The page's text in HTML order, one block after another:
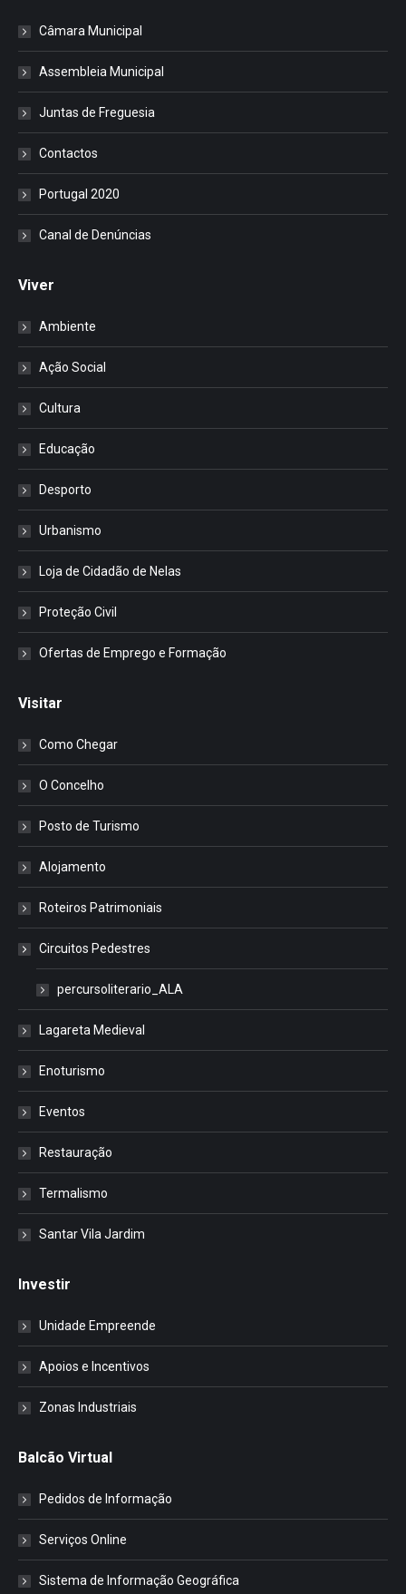
Câmara Municipal
Assembleia Municipal
Juntas de Freguesia
Contactos
Portugal 2020
Canal de Denúncias
Viver
Ambiente
Ação Social
Cultura
Educação
Desporto
Urbanismo
Loja de Cidadão de Nelas
Proteção Civil
Ofertas de Emprego e Formação
Visitar
Como Chegar
O Concelho
Posto de Turismo
Alojamento
Roteiros Patrimoniais
Circuitos Pedestres
percursoliterario_ALA
Lagareta Medieval
Enoturismo
Eventos
Restauração
Termalismo
Santar Vila Jardim
Investir
Unidade Empreende
Apoios e Incentivos
Zonas Industriais
Balcão Virtual
Pedidos de Informação
Serviços Online
Sistema de Informação Geográfica